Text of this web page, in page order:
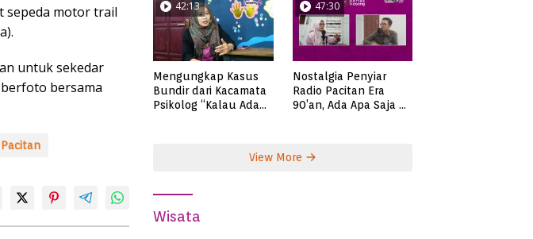
sepeda motor trail
untuk sekedar
bersama
42:13
Mengungkap Kasus
Bundir dari Kacamata
Psikolog “Kalau Ada
47:30
Nostalgia Penyiar
Radio Pacitan Era
90’an, Ada Apa Saja di
View More
Wisata